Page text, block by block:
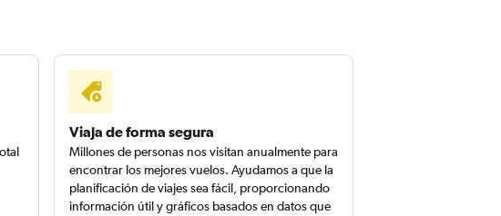
Viaja de forma segura
Millones de personas nos visitan anualmente para
encontrar los mejores vuelos. Ayudamos a que la
planificación de viajes sea fácil, proporcionando
información útil y gráficos basados en datos que